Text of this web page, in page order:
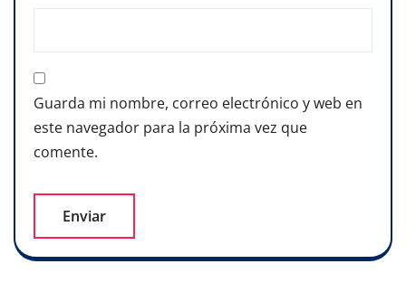
Guarda mi nombre, correo electrónico y web en
este navegador para la próxima vez que
comente.